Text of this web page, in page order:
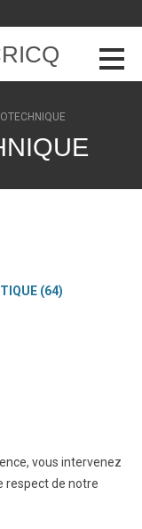
(64)
vous intervenez
respect de notre